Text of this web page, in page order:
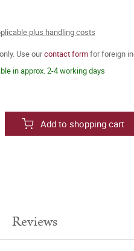
plus handling costs
Use ourcontact formfor foreign
in approx. 2-4 working days
Add to shopping cart
Reviews